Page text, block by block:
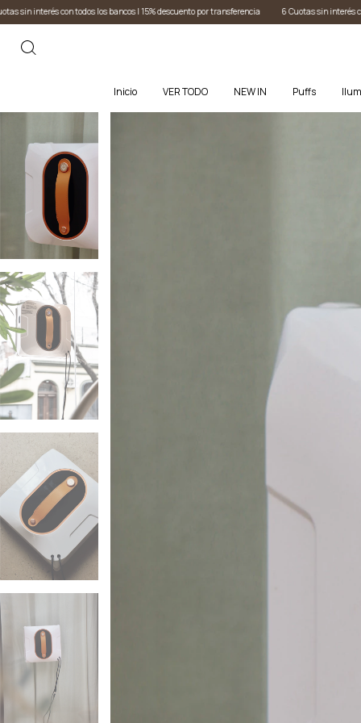
I 15% descuento por transferencia 6 Cuotas sin interés con todos los bancos I 15%
Inicio VER TODO NEW IN Puffs